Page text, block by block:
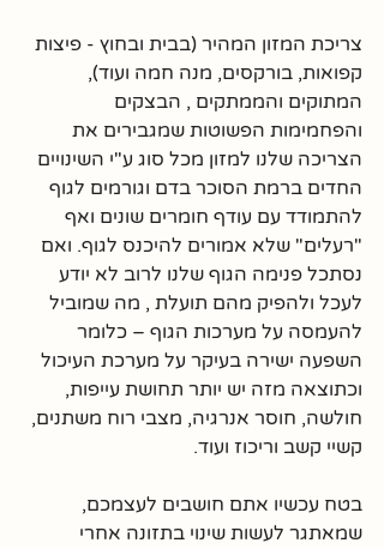
צריכת המזון המהיר (בבית ובחוץ - פיצות
קפואות, בורקסים, מנה חמה ועוד),
המתוקים והממתקים , הבצקים
והפחמימות הפשוטות שמגבירים את
הצריכה שלנו למזון מכל סוג ע"י השינויים
החדים ברמת הסוכר בדם וגורמים לגוף
להתמודד עם עודף חומרים שונים ואף
"רעלים" שלא אמורים להיכנס לגוף. ואם
נסתכל פנימה הגוף שלנו לרוב לא יודע
לעכל ולהפיק מהם תועלת , מה שמוביל
להעמסה על מערכות הגוף – כלומר
השפעה ישירה בעיקר על מערכת העיכול
וכתוצאה מזה יש יותר תחושת עייפות,
חולשה, חוסר אנרגיה, מצבי רוח משתנים,
קשיי קשב וריכוז ועוד.
בטח עכשיו אתם חושבים לעצמכם,
שמאתגר לעשות שינוי בתזונה אחרי